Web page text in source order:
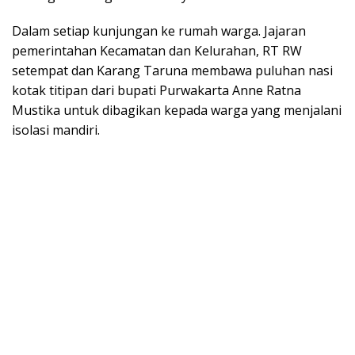
Dalam setiap kunjungan ke rumah warga. Jajaran
pemerintahan Kecamatan dan Kelurahan, RT RW
setempat dan Karang Taruna membawa puluhan nasi
kotak titipan dari bupati Purwakarta Anne Ratna
Mustika untuk dibagikan kepada warga yang menjalani
isolasi mandiri.